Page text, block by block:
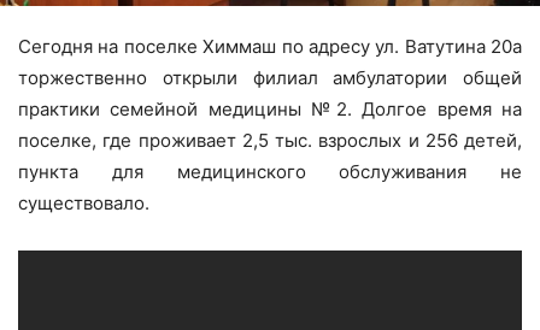
Сегодня на поселке Химмаш по адресу ул. Ватутина 20а
торжественно открыли филиал амбулатории общей
практики семейной медицины №2. Долгое время на
поселке, где проживает 2,5 тыс. взрослых и 256 детей,
пункта для медицинского обслуживания не
существовало.